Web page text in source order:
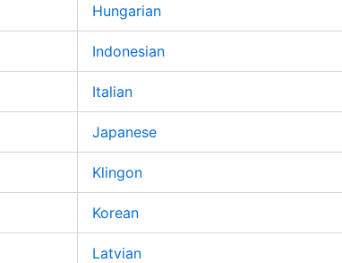
Hungarian
Indonesian
Italian
Japanese
Klingon
Korean
Latvian